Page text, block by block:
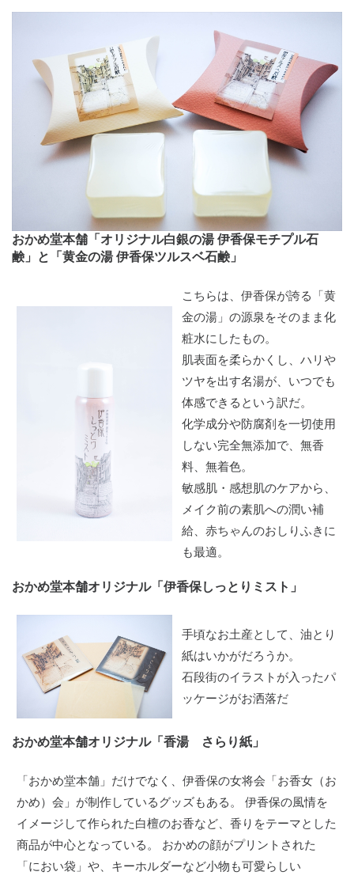
おかめ堂本舗「オリジナル白銀の湯 伊香保モチプル石
鹸」と「黄金の湯 伊香保ツルスベ石鹸」
こちらは、伊香保が誇る「黄
金の湯」の源泉をそのまま化
粧水にしたもの。
肌表面を柔らかくし、ハリや
ツヤを出す名湯が、いつでも
体感できるという訳だ。
化学成分や防腐剤を一切使用
しない完全無添加で、無香
料、無着色。
敏感肌・感想肌のケアから、
メイク前の素肌への潤い補
給、赤ちゃんのおしりふきに
も最適。
おかめ堂本舗オリジナル「伊香保しっとりミスト」
手頃なお土産として、油とり
紙はいかがだろうか。
石段街のイラストが入ったパ
ッケージがお洒落だ
おかめ堂本舗オリジナル「香湯 さらり紙」
「おかめ堂本舗」だけでなく、伊香保の女将会「お香女（お
かめ）会」が制作しているグッズもある。 伊香保の風情を
イメージして作られた白檀のお香など、香りをテーマとした
商品が中心となっている。 おかめの顔がプリントされた
「におい袋」や、キーホルダーなど小物も可愛らしい